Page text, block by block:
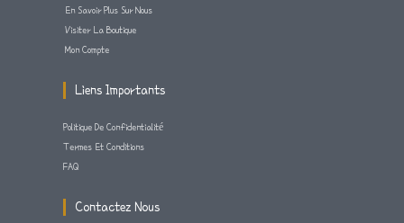
En Savoir Plus Sur Nous
Visiter La Boutique
Mon Compte
Liens Importants
Politique De Confidentialité
Termes Et Conditions
FAQ
Contactez Nous